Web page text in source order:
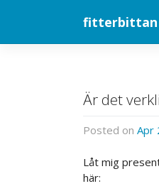
fitterbittan
Är det
Posted on Apr
Låt mig
här: